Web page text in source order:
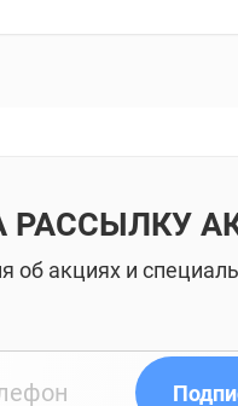
РАССЫЛКУ
об акциях и